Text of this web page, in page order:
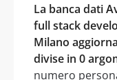
La banca dati
full stack
Milano
divise in 0
numero